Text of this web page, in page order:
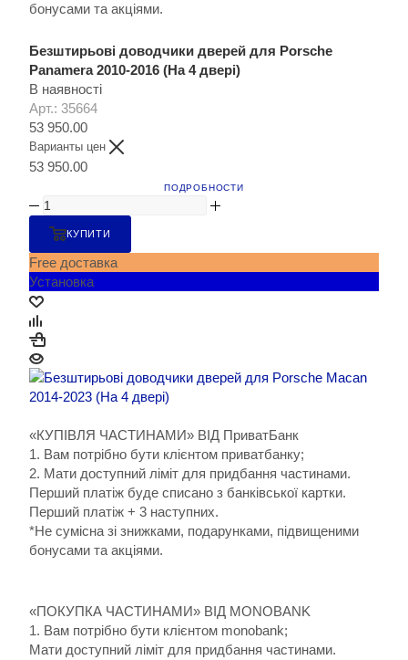
бонусами та акціями.
Безштирьові доводчики дверей для Porsche
Panamera 2010-2016 (На 4 двері)
В наявності
Арт.: 35664
53 950.00
Варианты цен
53 950.00
ПОДРОБНОСТИ
КУПИТИ
Free доставка
Установка
«КУПІВЛЯ ЧАСТИНАМИ» ВІД ПриватБанк
1. Вам потрібно бути клієнтом приватбанку;
2. Мати доступний ліміт для придбання частинами.
Перший платіж буде списано з банківської картки.
Перший платіж + 3 наступних.
*Не сумісна зі знижками, подарунками, підвищеними
бонусами та акціями.
«ПОКУПКА ЧАСТИНАМИ» ВІД MONOBANK
1. Вам потрібно бути клієнтом monobank;
Мати доступний ліміт для придбання частинами.